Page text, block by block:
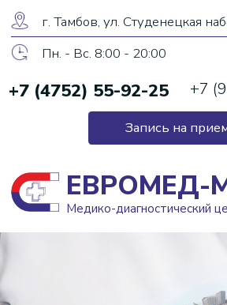
ЕВРОМЕД-МРТ
Медико-диагностический центр
Пн. - Вс. 8:00 - 20:00
г. Тамбов, ул. Студенецкая набережная, д. 59/1
Запись на прием
+7 (4752) 55-92-25
ЕВРОМЕД-МРТ
Медико-диагностический центр
Запись на прием